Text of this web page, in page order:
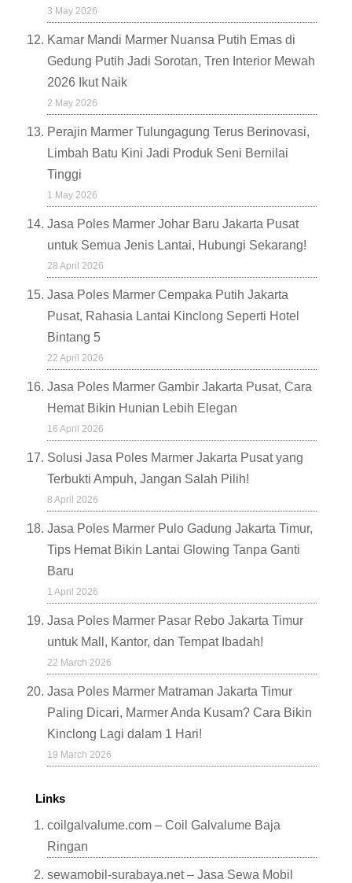
3 May 2026
Kamar Mandi Marmer Nuansa Putih Emas di
Gedung Putih Jadi Sorotan, Tren Interior Mewah
2026 Ikut Naik
2 May 2026
Perajin Marmer Tulungagung Terus Berinovasi,
Limbah Batu Kini Jadi Produk Seni Bernilai
Tinggi
1 May 2026
Jasa Poles Marmer Johar Baru Jakarta Pusat
untuk Semua Jenis Lantai, Hubungi Sekarang!
28 April 2026
Jasa Poles Marmer Cempaka Putih Jakarta
Pusat, Rahasia Lantai Kinclong Seperti Hotel
Bintang 5
22 April 2026
Jasa Poles Marmer Gambir Jakarta Pusat, Cara
Hemat Bikin Hunian Lebih Elegan
16 April 2026
Solusi Jasa Poles Marmer Jakarta Pusat yang
Terbukti Ampuh, Jangan Salah Pilih!
8 April 2026
Jasa Poles Marmer Pulo Gadung Jakarta Timur,
Tips Hemat Bikin Lantai Glowing Tanpa Ganti
Baru
1 April 2026
Jasa Poles Marmer Pasar Rebo Jakarta Timur
untuk Mall, Kantor, dan Tempat Ibadah!
22 March 2026
Jasa Poles Marmer Matraman Jakarta Timur
Paling Dicari, Marmer Anda Kusam? Cara Bikin
Kinclong Lagi dalam 1 Hari!
19 March 2026
Links
coilgalvalume.com – Coil Galvalume Baja
Ringan
sewamobil-surabaya.net – Jasa Sewa Mobil